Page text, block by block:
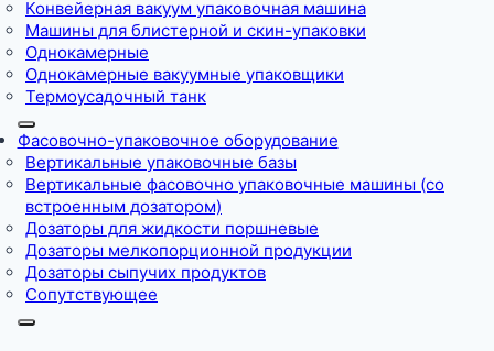
Конвейерная вакуум упаковочная машина
Машины для блистерной и скин-упаковки
Однокамерные
Однокамерные вакуумные упаковщики
Термоусадочный танк
Фасовочно-упаковочное оборудование
Вертикальные упаковочные базы
Вертикальные фасовочно упаковочные машины (со
встроенным дозатором)
Дозаторы для жидкости поршневые
Дозаторы мелкопорционной продукции
Дозаторы сыпучих продуктов
Сопутствующее